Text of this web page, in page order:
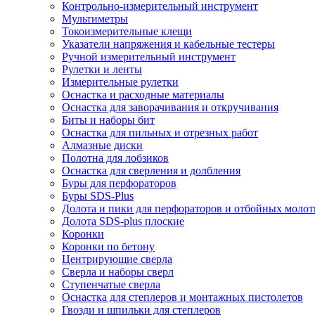
Контрольно-измерительный инструмент
Мультиметры
Токоизмерительные клещи
Указатели напряжения и кабельные тестеры
Ручной измерительный инструмент
Рулетки и ленты
Измерительные рулетки
Оснастка и расходные материалы
Оснастка для заворачивания и откручивания
Биты и наборы бит
Оснастка для пильных и отрезных работ
Алмазные диски
Полотна для лобзиков
Оснастка для сверления и долбления
Буры для перфораторов
Буры SDS-Plus
Долота и пики для перфораторов и отбойных
Долота SDS-plus плоские
Коронки
Коронки по бетону
Центрирующие сверла
Сверла и наборы сверл
Ступенчатые сверла
Оснастка для степлеров и монтажных пистолетов
Гвозди и шпильки для степлеров